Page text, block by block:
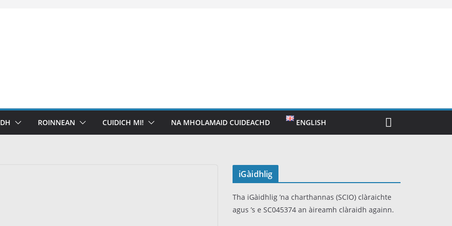
ROINNEAN CUIDICH MI! NA MHOLAMAID CUIDEACHD ENGLISH
iGàidhlig
Tha iGàidhlig ’na charthannas (SCIO) clàraichte
agus ’s e SC045374 an àireamh clàraidh againn.